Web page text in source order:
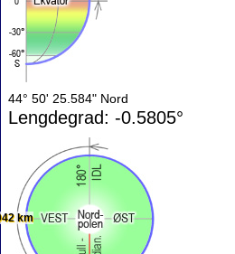
44° 50' 25.584" Nord
Lengdegrad: -0.5805°
km